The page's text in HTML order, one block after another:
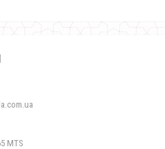
зі спідницею міді великого розміру
MTS